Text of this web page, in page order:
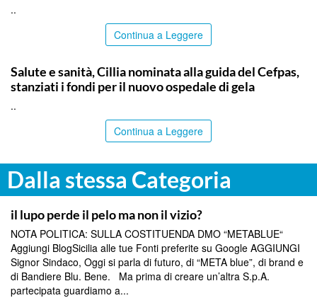
..
Continua a Leggere
Salute e sanità, Cillia nominata alla guida del Cefpas,
stanziati i fondi per il nuovo ospedale di gela
..
Continua a Leggere
Dalla stessa Categoria
BLOG
il lupo perde il pelo ma non il vizio?
NOTA POLITICA: SULLA COSTITUENDA DMO “METABLUE“
Aggiungi BlogSicilia alle tue Fonti preferite su Google AGGIUNGI
Signor Sindaco, Oggi si parla di futuro, di “META blue”, di brand e
di Bandiere Blu. Bene. Ma prima di creare un’altra S.p.A.
partecipata guardiamo a...